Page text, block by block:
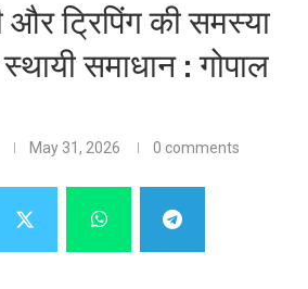
और ट्रिपिंग की समस्या
समाधान : गोपाल
May 31, 2026 0 comments